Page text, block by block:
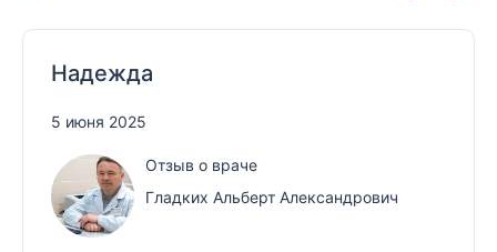
Надежда
5 июня 2025
Отзыв о враче
Гладких Альберт Александрович